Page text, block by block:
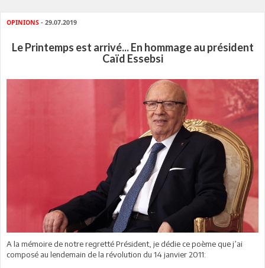
OPINIONS - 29.07.2019
Le Printemps est arrivé... En hommage au président
Caïd Essebsi
A la mémoire de notre regretté Président, je dédie ce poème que j’ai
composé au lendemain de la révolution du 14 janvier 2011: